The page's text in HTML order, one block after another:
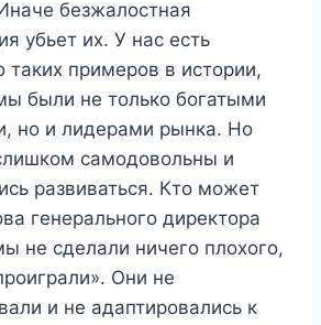
безжалостная
убьет их. У нас есть
таких примеров в истории,
были не только богатыми
но и лидерами рынка. Но
самодовольны и
развиваться. Кто может
генерального директора
не сделали ничего плохого,
Они не
и не адаптировались к